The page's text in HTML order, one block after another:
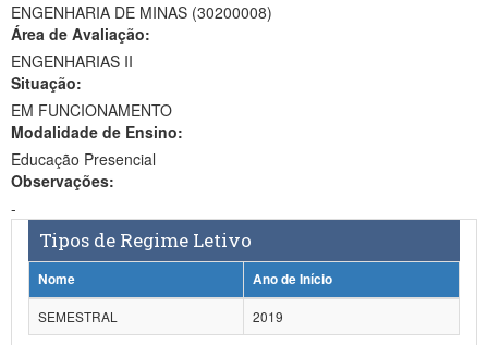
Ministério da Ciência, Tecnologia, Inovações e Comunicações
Ministério do Meio Ambiente
Ministério do Turismo
Ministério do Desenvolvimento Regional
Controladoria-Geral da União
Ministério da Mulher, da Família e dos Direitos Humanos
ENGENHARIA DE MINAS (30200008)
Área de Avaliação:
ENGENHARIAS II
Situação:
EM FUNCIONAMENTO
Modalidade de Ensino:
Educação Presencial
Observações:
-
Tipos de Regime Letivo
Nome
Ano de Início
SEMESTRAL
2019